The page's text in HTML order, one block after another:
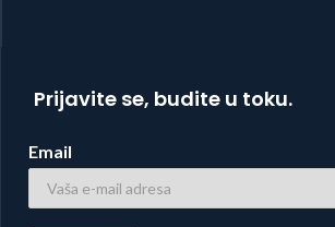
Prijavite se, budite u toku.
Email